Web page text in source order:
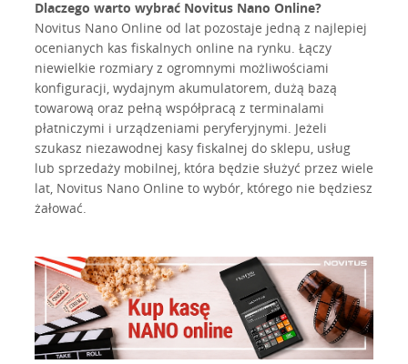
Dlaczego warto wybrać Novitus Nano Online?
Novitus Nano Online od lat pozostaje jedną z najlepiej
ocenianych kas fiskalnych online na rynku. Łączy
niewielkie rozmiary z ogromnymi możliwościami
konfiguracji, wydajnym akumulatorem, dużą bazą
towarową oraz pełną współpracą z terminalami
płatniczymi i urządzeniami peryferyjnymi. Jeżeli
szukasz niezawodnej kasy fiskalnej do sklepu, usług
lub sprzedaży mobilnej, która będzie służyć przez wiele
lat, Novitus Nano Online to wybór, którego nie będziesz
żałować.